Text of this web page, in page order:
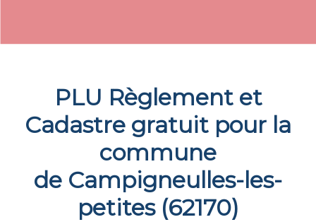
PLU Règlement et
Cadastre gratuit pour la
commune
de Campigneulles-les-
petites(62170)